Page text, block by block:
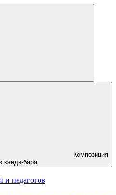
Композиция
кэнди-бара
и педагогов